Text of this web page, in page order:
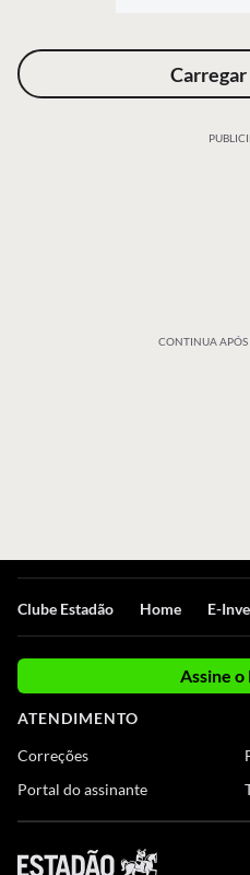
Carregar
CONTINUA
Clube Estadão Home E-
Assine o
ATENDIMENTO
Correções
Portal do assinante